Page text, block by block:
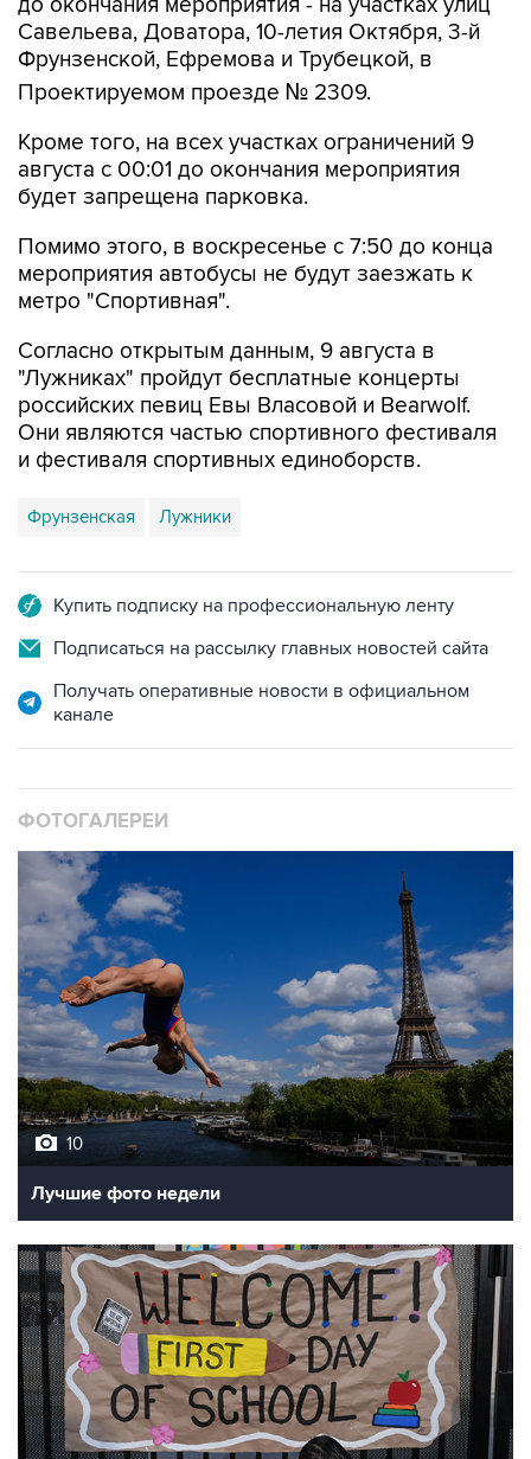
Савельева, Доватора, 10-летия Октября, 3-й
Фрунзенской, Ефремова и Трубецкой, в
Проектируемом проезде № 2309.
Кроме того, на всех участках ограничений 9
августа с 00:01 до окончания мероприятия
будет запрещена парковка.
Помимо этого, в воскресенье с 7:50 до конца
мероприятия автобусы не будут заезжать к
метро "Спортивная".
Согласно открытым данным, 9 августа в
"Лужниках" пройдут бесплатные концерты
российских певиц Евы Власовой и Bearwolf.
Они являются частью спортивного фестиваля
и фестиваля спортивных единоборств.
Фрунзенская Лужники
Купить подписку на профессиональную ленту
Подписаться на рассылку главных новостей сайта
Получать оперативные новости в официальном
канале
ФОТОГАЛЕРЕИ
10
Лучшие фото недели